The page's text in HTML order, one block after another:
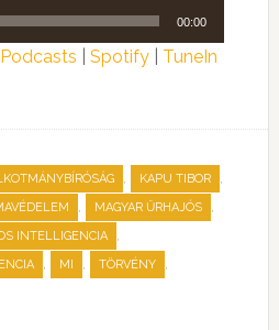
00:00
Spotify| TuneIn
, KAPU TIBOR ,
, MAGYAR ŰRHAJÓS ,
INTELLIGENCIA ,
, MI , TÖRVÉNY ,